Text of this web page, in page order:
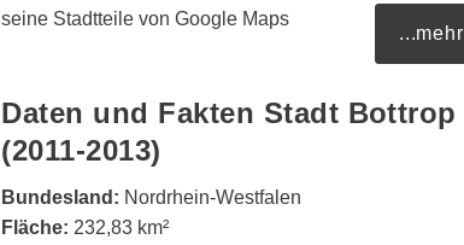
seine Stadtteile von Google Maps
...mehr
Daten und Fakten Stadt Bottrop
(2011-2013)
Bundesland: Nordrhein-Westfalen
Fläche: 232,83 km²